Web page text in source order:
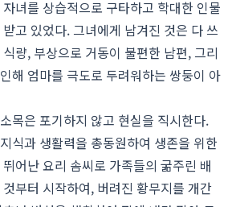
녀를 상습적으로 구타하고 학대한 인물
고 있었다. 그녀에게 남겨진 것은 다 쓰
량, 부상으로 거동이 불편한 남편, 그리
해 엄마를 극도로 두려워하는 쌍둥이 아
목은 포기하지 않고 현실을 직시한다.
식과 생활력을 총동원하여 생존을 위한
어난 요리 솜씨로 가족들의 굶주린 배
부터 시작하여, 버려진 황무지를 개간